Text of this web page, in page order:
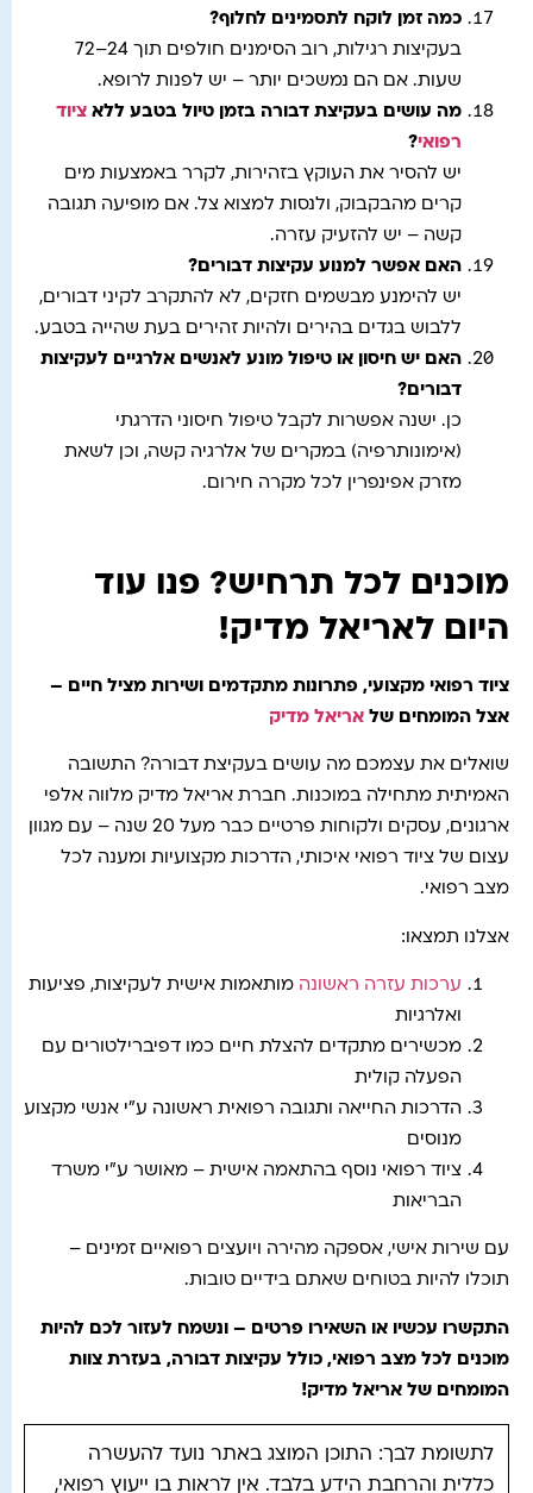
כמה זמן לוקח לתסמינים לחלוף?
בעקיצות רגילות, רוב הסימנים חולפים תוך 24–72
שעות. אם הם נמשכים יותר – יש לפנות לרופא.
מה עושים בעקיצת דבורה בזמן טיול בטבע ללא ציוד
רפואי?
יש להסיר את העוקץ בזהירות, לקרר באמצעות מים
קרים מהבקבוק, ולנסות למצוא צל. אם מופיעה תגובה
קשה – יש להזעיק עזרה.
האם אפשר למנוע עקיצות דבורים?
יש להימנע מבשמים חזקים, לא להתקרב לקיני דבורים,
ללבוש בגדים בהירים ולהיות זהירים בעת שהייה בטבע.
האם יש חיסון או טיפול מונע לאנשים אלרגיים לעקיצות
דבורים?
כן. ישנה אפשרות לקבל טיפול חיסוני הדרגתי
(אימונותרפיה) במקרים של אלרגיה קשה, וכן לשאת
מזרק אפינפרין לכל מקרה חירום.
מוכנים לכל תרחיש? פנו עוד
היום לאריאל מדיק!
ציוד רפואי מקצועי, פתרונות מתקדמים ושירות מציל חיים –
אצל המומחים של אריאל מדיק
שואלים את עצמכם מה עושים בעקיצת דבורה? התשובה
האמיתית מתחילה במוכנות. חברת אריאל מדיק מלווה אלפי
ארגונים, עסקים ולקוחות פרטיים כבר מעל 20 שנה – עם מגוון
עצום של ציוד רפואי איכותי, הדרכות מקצועיות ומענה לכל
מצב רפואי.
אצלנו תמצאו:
ערכות עזרה ראשונה מותאמות אישית לעקיצות, פציעות
ואלרגיות
מכשירים מתקדים להצלת חיים כמו דפיברילטורים עם
הפעלה קולית
הדרכות החייאה ותגובה רפואית ראשונה ע"י אנשי מקצוע
מנוסים
ציוד רפואי נוסף בהתאמה אישית – מאושר ע"י משרד
הבריאות
עם שירות אישי, אספקה מהירה ויועצים רפואיים זמינים –
תוכלו להיות בטוחים שאתם בידיים טובות.
התקשרו עכשיו או השאירו פרטים – ונשמח לעזור לכם להיות
מוכנים לכל מצב רפואי, כולל עקיצות דבורה, בעזרת צוות
המומחים של אריאל מדיק!
לתשומת לבך: התוכן המוצג באתר נועד להעשרה
כללית והרחבת הידע בלבד. אין לראות בו ייעוץ רפואי,